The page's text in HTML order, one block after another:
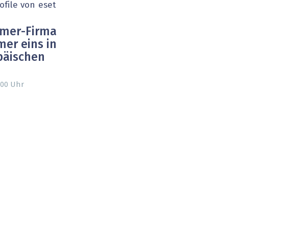
von eset
Firma
eins in
Uhr